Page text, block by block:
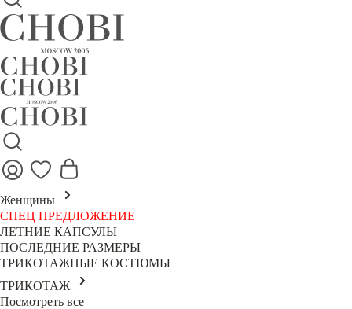
Женщины
СПЕЦ ПРЕДЛОЖЕНИЕ
ЛЕТНИЕ КАПСУЛЫ
ПОСЛЕДНИЕ РАЗМЕРЫ
ТРИКОТАЖНЫЕ КОСТЮМЫ
ТРИКОТАЖ
Посмотреть все